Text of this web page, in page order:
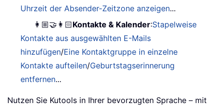
Uhrzeit der Absender-Zeitzone anzeigen...
👩🏼‍🤝‍👩🏻Kontakte & Kalender:Stapelweise
Kontakte aus ausgewählten E-Mails
hinzufügen/Eine Kontaktgruppe in einzelne
Kontakte aufteilen/Geburtstagserinnerung
entfernen...
Nutzen Sie Kutools in Ihrer bevorzugten Sprache – mit